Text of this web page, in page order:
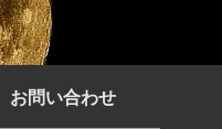
お問い合わせ